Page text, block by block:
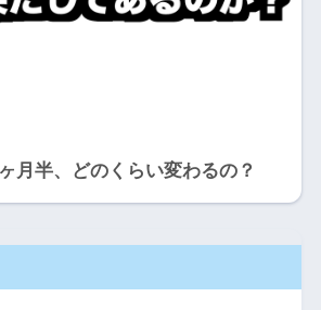
月半、どのくらい変わるの？